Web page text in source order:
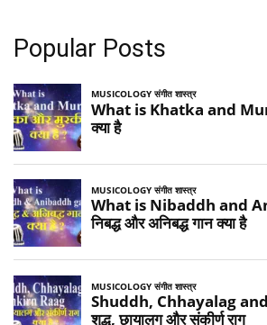
Popular Posts